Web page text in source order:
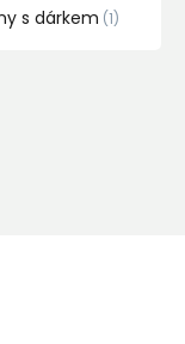
s dárkem 1